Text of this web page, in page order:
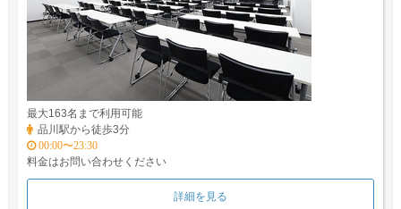
最大163名まで利用可能
品川駅から徒歩3分
00:00〜23:30
料金はお問い合わせください
詳細を見る